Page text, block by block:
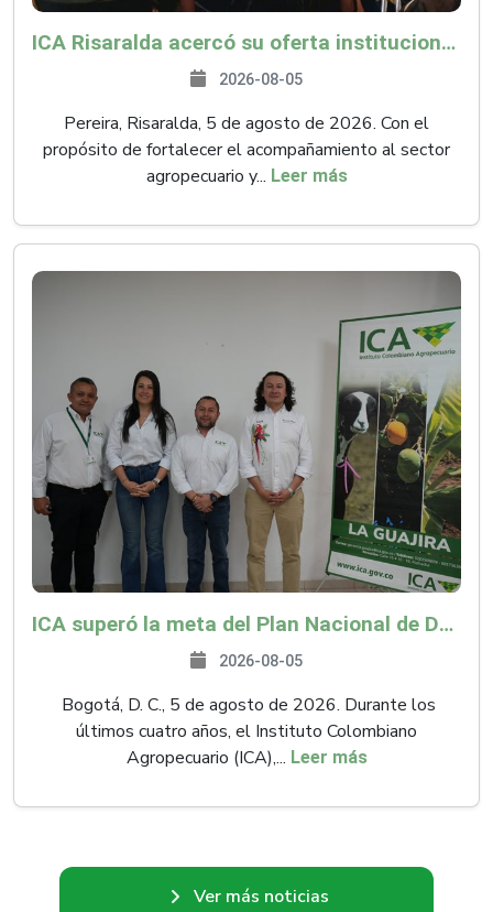
ICA Risaralda acercó su oferta institucional a productores y emprendedores en Expocamello
2026-08-05
Pereira, Risaralda, 5 de agosto de 2026. Con el
propósito de fortalecer el acompañamiento al sector
agropecuario y... Leer más
ICA superó la meta del Plan Nacional de Desarrollo y abrió 61 mercados internacionales
2026-08-05
Bogotá, D. C., 5 de agosto de 2026. Durante los
últimos cuatro años, el Instituto Colombiano
Agropecuario (ICA),... Leer más
Ver más noticias